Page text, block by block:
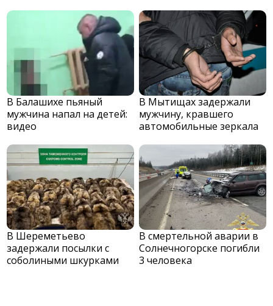
В Балашихе пьяный
мужчина напал на детей:
видео
В Мытищах задержали
мужчину, кравшего
автомобильные зеркала
В Шереметьево
задержали посылки с
соболиными шкурками
В смертельной аварии в
Солнечногорске погибли
3 человека